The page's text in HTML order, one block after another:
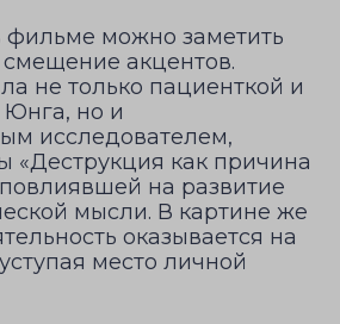
фильме можно заметить
акцентов.
не только пациенткой и
но и
исследователем,
«Деструкция как причина
на развитие
мысли. В картине же
оказывается на
место личной